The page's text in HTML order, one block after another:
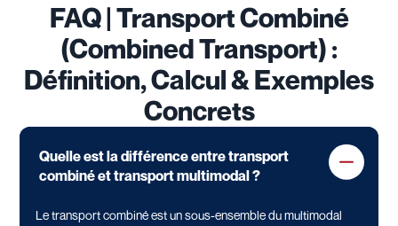
FAQ | Transport Combiné
(Combined Transport) :
Définition, Calcul & Exemples
Concrets
Quelle est la différence entre transport
combiné et transport multimodal ?
Le transport combiné est un sous-ensemble du multimodal